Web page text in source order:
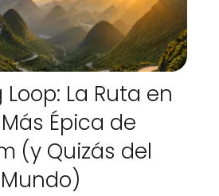
La Ruta en
Épica de
(y Quizás del
Mundo)